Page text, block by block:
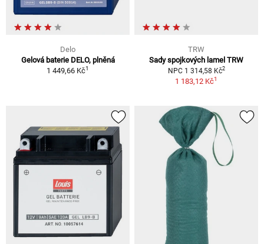
Delo
Gelová baterie DELO, plněná
1 449,66 Kč1
TRW
Sady spojkových lamel TRW
NPC 1 314,58 Kč2
1 183,12 Kč1